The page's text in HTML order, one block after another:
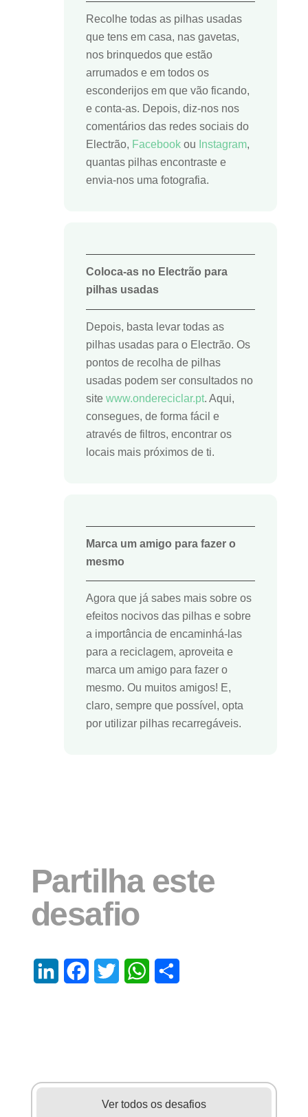
Recolhe todas as pilhas usadas
que tens em casa, nas gavetas,
nos brinquedos que estão
arrumados e em todos os
esconderijos em que vão ficando,
e conta-as. Depois, diz-nos nos
comentários das redes sociais do
Electrão, Facebookou Instagram,
quantas pilhas encontraste e
envia-nos uma fotografia.
Coloca-as no Electrão para
pilhas usadas
Depois, basta levar todas as
pilhas usadas para o Electrão. Os
pontos de recolha de pilhas
usadas podem ser consultados no
site www.ondereciclar.pt. Aqui,
consegues, de forma fácil e
através de filtros, encontrar os
locais mais próximos de ti.
Marca um amigo para fazer o
mesmo
Agora que já sabes mais sobre os
efeitos nocivos das pilhas e sobre
a importância de encaminhá-las
para a reciclagem, aproveita e
marca um amigo para fazer o
mesmo. Ou muitos amigos! E,
claro, sempre que possível, opta
por utilizar pilhas recarregáveis.
Partilha este
desafio
LinkedInFacebook
Twitter WhatsApp
Ver todos os desafios